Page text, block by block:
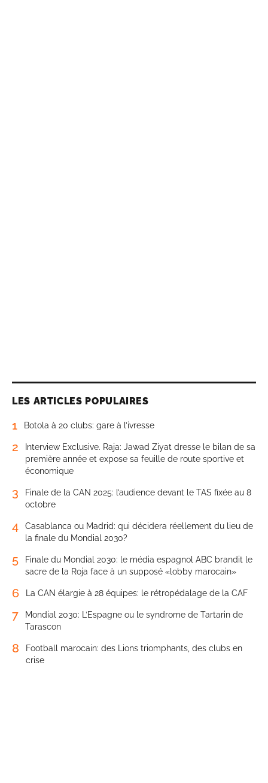
LES ARTICLES POPULAIRES
1 Botola à 20 clubs: gare à l’ivresse
2
Interview Exclusive. Raja: Jawad Ziyat dresse le bilan de sa
première année et expose sa feuille de route sportive et
économique
3
Finale de la CAN 2025: l’audience devant le TAS fixée au 8
octobre
4
Casablanca ou Madrid: qui décidera réellement du lieu de
la finale du Mondial 2030?
5
Finale du Mondial 2030: le média espagnol ABC brandit le
sacre de la Roja face à un supposé «lobby marocain»
6 La CAN élargie à 28 équipes: le rétropédalage de la CAF
7
Mondial 2030: L’Espagne ou le syndrome de Tartarin de
Tarascon
8
Football marocain: des Lions triomphants, des clubs en
crise